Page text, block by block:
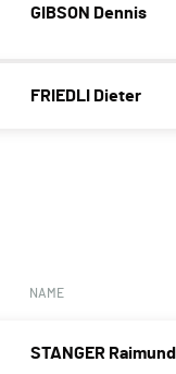
GIBSON Dennis
03'20 (2)FRIEDLI Dieter
NAME
STANGER Raimund